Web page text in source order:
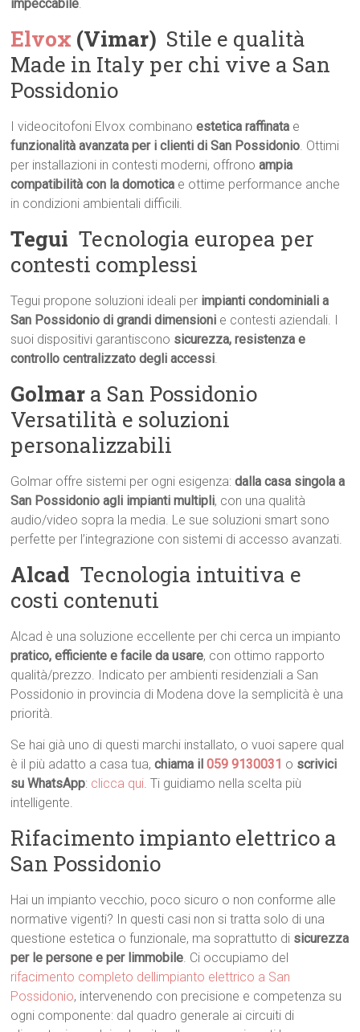
impeccabile.
Elvox (Vimar)  Stile e qualità
Made in Italy per chi vive a San
Possidonio
I videocitofoni Elvox combinanoestetica raffinata e
funzionalità avanzata per i clienti di San Possidonio. Ottimi
per installazioni in contesti moderni, offronoampia
compatibilità con la domotica e ottime performance anche
in condizioni ambientali difficili.
Tegui  Tecnologia europea per
contesti complessi
Tegui propone soluzioni ideali per impianti condominiali a
San Possidonio di grandi dimensioni e contesti aziendali. I
suoi dispositivi garantiscono sicurezza, resistenza e
controllo centralizzato degli accessi.
Golmar a San Possidonio 
Versatilità e soluzioni
personalizzabili
Golmar offre sistemi per ogni esigenza:dalla casa singola a
San Possidonio agli impianti multipli, con una qualità
audio/video sopra la media. Le sue soluzioni smart sono
perfette per l’integrazione con sistemi di accesso avanzati.
Alcad  Tecnologia intuitiva e
costi contenuti
Alcad è una soluzione eccellente per chi cerca un impianto
pratico, efficiente e facile da usare, con ottimo rapporto
qualità/prezzo. Indicato per ambienti residenziali a San
Possidonio in provincia di Modena dove la semplicità è una
priorità.
Se hai già uno di questi marchi installato, o vuoi sapere qual
è il più adatto a casa tua,chiama il059 9130031 o scrivici
su WhatsApp: clicca qui. Ti guidiamo nella scelta più
intelligente.
Rifacimento impianto elettrico a
San Possidonio
Hai un impianto vecchio, poco sicuro o non conforme alle
normative vigenti? In questi casi non si tratta solo di una
questione estetica o funzionale, ma soprattutto di sicurezza
per le persone e per limmobile. Ci occupiamo del
rifacimento completo dellimpianto elettrico a San
Possidonio, intervenendo con precisione e competenza su
ogni componente: dal quadro generale ai circuiti di